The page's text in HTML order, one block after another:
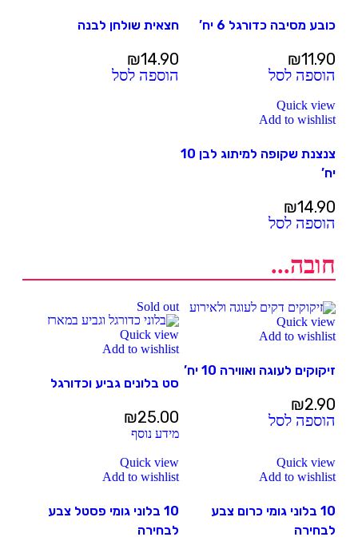
כובע מסיבה כדורגל 6 יח’
₪11.90
הוספה לסל
חצאית שולחן לבנה
₪14.90
הוספה לסל
Quick view
Add to wishlist
צנצנת שקופה למיתוג לבן 10
יח’
₪14.90
הוספה לסל
חובה...
Quick view
Add to wishlist
זיקוקים לעוגה ואווירה 10 יח’
₪2.90
הוספה לסל
Sold out
Quick view
Add to wishlist
סט בלונים גביע וכדורגל
₪25.00
מידע נוסף
Quick view
Add to wishlist
10 בלוני גומי כרום צבע
לבחירה
Quick view
Add to wishlist
10 בלוני גומי פסטל צבע
לבחירה